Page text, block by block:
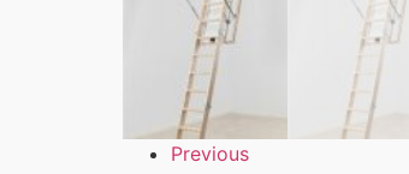
Previous